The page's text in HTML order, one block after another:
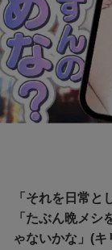
「それを日常と
「たぶん晩メシ
ゃないかな」(キ